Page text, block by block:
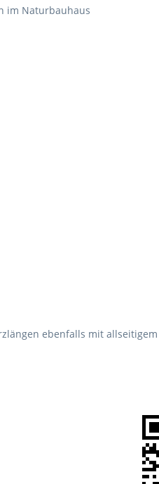
im Naturbauhaus
ebenfalls mit